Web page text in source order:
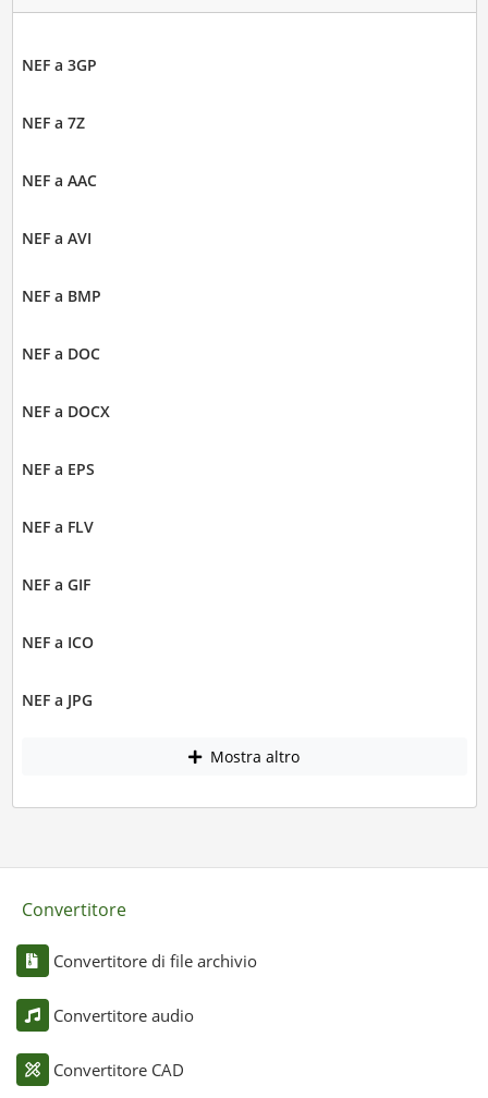
NEF a 3GP
NEF a 7Z
NEF a AAC
NEF a AVI
NEF a BMP
NEF a DOC
NEF a DOCX
NEF a EPS
NEF a FLV
NEF a GIF
NEF a ICO
NEF a JPG
Mostra altro
Convertitore
Convertitore di file archivio
Convertitore audio
Convertitore CAD